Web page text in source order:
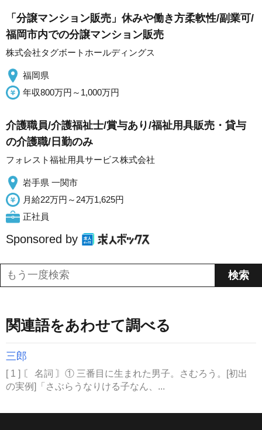
「分譲マンション販売」休みや働き方柔軟性/副業可/
福岡市内での分譲マンション販売
株式会社タグボートホールディングス
福岡県
年収800万円～1,000万円
介護職員/介護福祉士/賞与あり/福祉用具販売・貸与
の介護職/日勤のみ
フォレスト福祉用具サービス株式会社
岩手県 一関市
月給22万円～24万1,625円
正社員
Sponsored by
関連語をあわせて調べる
三郎
[ 1 ] 〘 名詞 〙① 三番目に生まれた男子。さむろう。[初出
の実例]「さぶらうなりける子なん、...